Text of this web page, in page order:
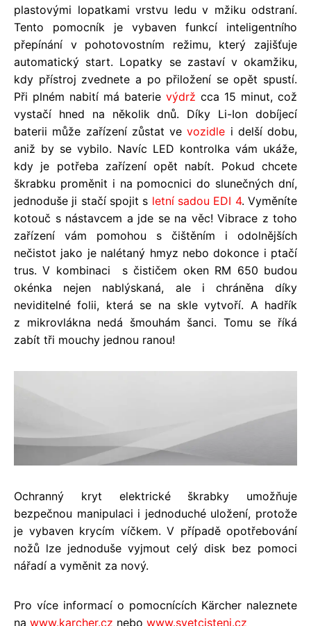
plastovými lopatkami vrstvu ledu v mžiku odstraní.
Tento pomocník je vybaven funkcí inteligentního
přepínání v pohotovostním režimu, který zajišťuje
automatický start. Lopatky se zastaví v okamžiku,
kdy přístroj zvednete a po přiložení se opět spustí.
Při plném nabití má baterie výdrž cca 15 minut, což
vystačí hned na několik dnů. Díky Li-Ion dobíjecí
baterii může zařízení zůstat vevozidle i delší dobu,
aniž by se vybilo. Navíc LED kontrolka vám ukáže,
kdy je potřeba zařízení opět nabít. Pokud chcete
škrabku proměnit i na pomocnici do slunečných dní,
jednoduše ji stačí spojit s letní sadou EDI 4. Vyměníte
kotouč s nástavcem a jde se na věc! Vibrace z toho
zařízení vám pomohou s čištěním i odolnějších
nečistot jako je nalétaný hmyz nebo dokonce i ptačí
trus. V kombinaci s čističem oken RM 650 budou
okénka nejen nablýskaná, ale i chráněna díky
neviditelné folii, která se na skle vytvoří. A hadřík
z mikrovlákna nedá šmouhám šanci. Tomu se říká
zabít tři mouchy jednou ranou!
Ochranný kryt elektrické škrabky umožňuje
bezpečnou manipulaci i jednoduché uložení, protože
je vybaven krycím víčkem. V případě opotřebování
nožů lze jednoduše vyjmout celý disk bez pomoci
nářadí a vyměnit za nový.
Pro více informací o pomocnících Kärcher naleznete
na www.karcher.cz nebo www.svetcisteni.cz